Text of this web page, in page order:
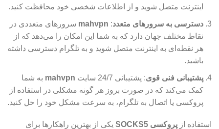
اینترنت متصل شوید و از اطلاعات شخصی خود محافظت کنید.
دسترسی به سرورهای متعدد:
mahvpn سرورهای متعددی در
نقاط مختلف جهان دارد که به شما این امکان را می‌دهد که از
هر نقطه‌ای به اینترنت متصل شوید و به تلگرام دسترسی داشته
باشید.
پشتیبانی فنی قوی: پشتیبانی 24/7 سایت mahvpn به شما
کمک می‌کند که در صورت بروز هر گونه مشکلی در استفاده از
پروکسی یا اتصال به تلگرام، به سرعت مشکل خود را حل کنید.
استفاده از پروکسی SOCKS5
یکی از بهترین راهکارها برای